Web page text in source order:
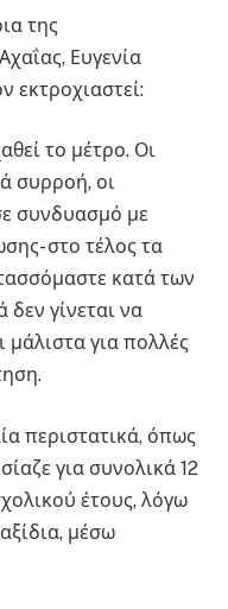
της
Ευγενία
εκτροχιαστεί:
το μέτρο. Οι
συρροή, οι
συνδυασμό με
στο τέλος τα
κατά των
γίνεται να
για πολλές
περιστατικά, όπως
για συνολικά 12
έτους, λόγω
μέσω